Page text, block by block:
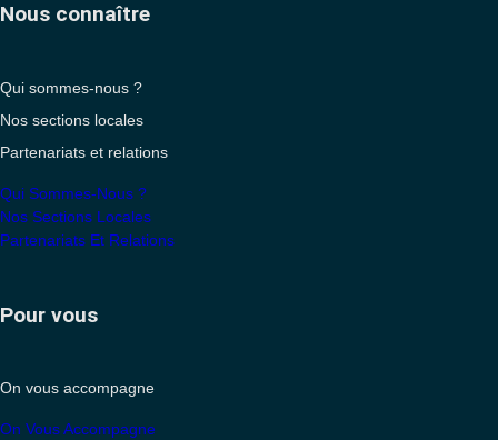
Nous connaître
Qui sommes-nous ?
Nos sections locales
Partenariats et relations
Qui Sommes-Nous ?
Nos Sections Locales
Partenariats Et Relations
Pour vous
On vous accompagne
On Vous Accompagne